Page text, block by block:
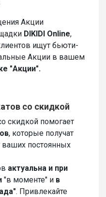
Акции
DIKIDI Online,
ищут бьюти-
Акции в вашем
"Акции".
со скидкой
скидкой помогает
, которые получат
ваших постоянных
актуальна и при
"в моменте" и в
. Привлекайте